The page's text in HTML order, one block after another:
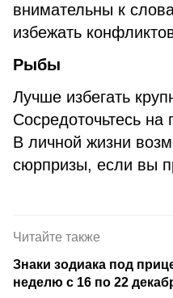
внимательны к
избежать
Рыбы
Лучше избегать
Сосредоточьтесь на
В личной жизни
сюрпризы, если вы
Читайте также
Знаки зодиака под
неделю с 16 по 22